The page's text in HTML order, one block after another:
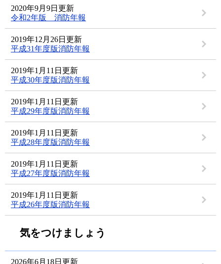
2020年9月9日更新
令和2年版 消防年報
2019年12月26日更新
平成31年度版消防年報
2019年1月11日更新
平成30年度版消防年報
2019年1月11日更新
平成29年度版消防年報
2019年1月11日更新
平成28年度版消防年報
2019年1月11日更新
平成27年度版消防年報
2019年1月11日更新
平成26年度版消防年報
気をつけましょう
2026年6月18日更新